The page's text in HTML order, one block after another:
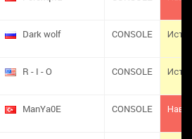
Dark wolf CONSOLE Истек
R - I - O CONSOLE Истек
ManYa0E CONSOLE